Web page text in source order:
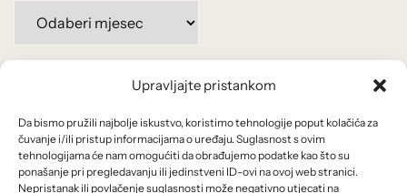
Upravljajte pristankom
Da bismo pružili najbolje iskustvo, koristimo tehnologije poput kolačića za
čuvanje i/ili pristup informacijama o uređaju. Suglasnost s ovim
tehnologijama će nam omogućiti da obrađujemo podatke kao što su
ponašanje pri pregledavanju ili jedinstveni ID-ovi na ovoj web stranici.
Nepristanak ili povlačenje suglasnosti može negativno utjecati na
mjesecima:
Uvjeti korištenja
Politika privatnosti